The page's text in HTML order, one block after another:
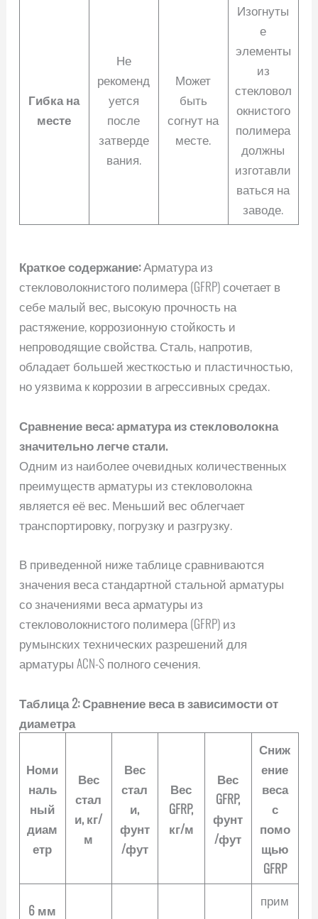
Гибка на
месте
Не
рекоменд
уется
после
затверде
вания.
Может
быть
согнут на
месте.
Изогнуты
е
элементы
из
стекловол
окнистого
полимера
должны
изготавли
ваться на
заводе.
Краткое содержание:Арматура из
стекловолокнистого полимера (GFRP) сочетает в
себе малый вес, высокую прочность на
растяжение, коррозионную стойкость и
непроводящие свойства. Сталь, напротив,
обладает большей жесткостью и пластичностью,
но уязвима к коррозии в агрессивных средах.
Сравнение веса: арматура из стекловолокна
значительно легче стали.
Одним из наиболее очевидных количественных
преимуществ арматуры из стекловолокна
является её вес. Меньший вес облегчает
транспортировку, погрузку и разгрузку.
В приведенной ниже таблице сравниваются
значения веса стандартной стальной арматуры
со значениями веса арматуры из
стекловолокнистого полимера (GFRP) из
румынских технических разрешений для
арматуры ACN-S полного сечения.
Таблица 2: Сравнение веса в зависимости от
диаметра
Номи
наль
ный
диам
етр
Вес
стал
и, кг/
м
Вес
стал
и,
фунт
/фут
Вес
GFRP,
кг/м
Вес
GFRP,
фунт
/фут
Сниж
ение
веса
с
помо
щью
GFRP
6 мм
прим